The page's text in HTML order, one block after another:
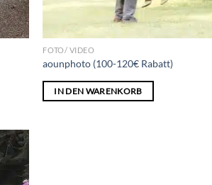
FOTO/ VIDEO
aounphoto (100-120€ Rabatt)
IN DEN WARENKORB